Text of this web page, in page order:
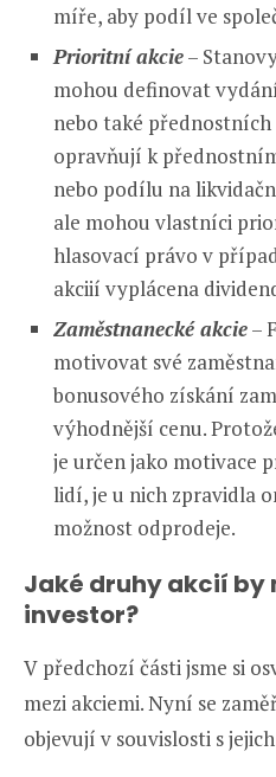
míře, aby podíl ve
Prioritní akcie–
mohou definovat
nebo také
opravňují k
nebo podílu na
ale mohou vlastníci
hlasovací právo v
akciií vyplácena
Zaměstnanecké akcie–
motivovat své
bonusového získání
výhodnější cenu.
je určen jako motivace
lidí, je u nich zpravidla
možnost odprodeje.
Jaké druhy akcií by
investor?
V předchozí části jsme si
mezi akciemi. Nyní se
objevují v souvislosti s